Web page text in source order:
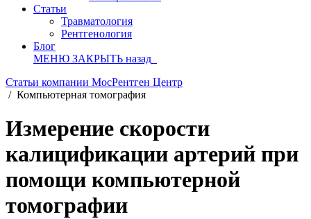
Статьи
Травматология
Рентгенология
Блог
МЕНЮ ЗАКРЫТЬ назад
Статьи компании МосРентген Центр
/ Компьютерная томография
Измерение скорости
калицификации артерий при
помощи компьютерной
томографии